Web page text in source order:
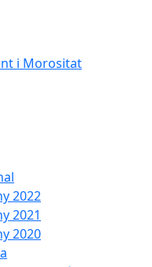
i Morositat
2022
2021
2020